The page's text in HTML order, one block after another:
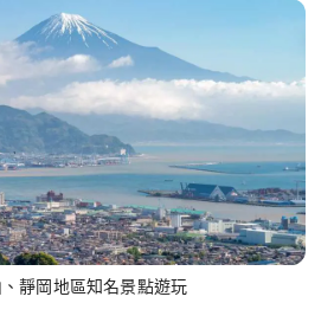
靜岡地區知名景點遊玩